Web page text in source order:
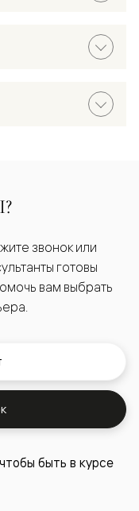
звонок или
готовы
вам выбрать
быть в курсе